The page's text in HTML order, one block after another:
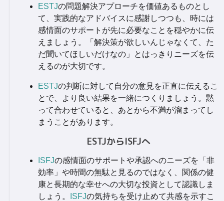
ESTJの問題解決アプローチを価値あるものとし
て、実践的なアドバイスに感謝しつつも、時には
感情面のサポートが先に必要なことを穏やかに伝
えましょう。「解決策が欲しいんじゃなくて、た
だ聞いてほしいだけなの」とはっきりニーズを伝
えるのが大切です。
ESTJの判断に対して自分の意見を正直に伝えるこ
とで、より良い結果を一緒につくりましょう。黙
って合わせていると、あとから不満が溜まってし
まうことがあります。
ESTJからISFJへ
ISFJの感情面のサポートや承認へのニーズを「非
効率」や時間の無駄と見るのではなく、関係の健
康と長期的な幸せへの大切な投資として認識しま
しょう。
ISFJの気持ちを受け止めて共感を示すこ